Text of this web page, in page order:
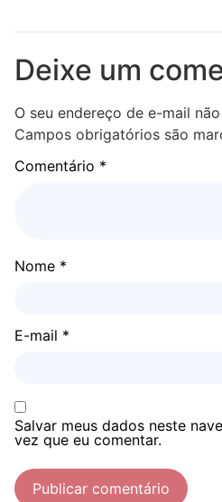
Deixe um
O seu endereço de e-mail
Campos obrigatórios são
Comentário *
Nome *
E-mail *
Salvar meus dados neste
vez que eu comentar.